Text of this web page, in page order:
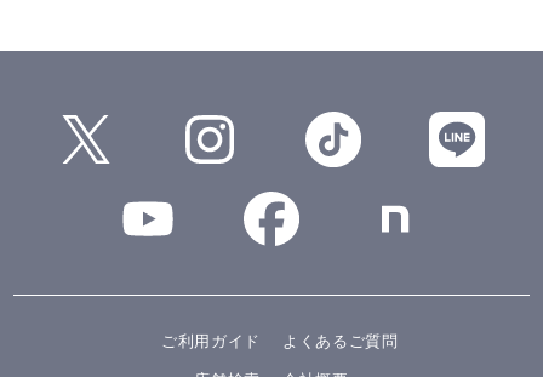
ご利用ガイド
よくあるご質問